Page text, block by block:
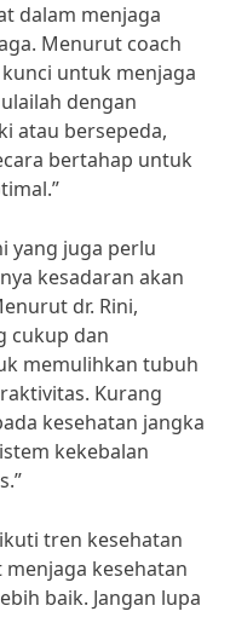
dalam menjaga
Menurut coach
untuk menjaga
dengan
atau bersepeda,
bertahap untuk
yang juga perlu
kesadaran akan
dr. Rini,
cukup dan
memulihkan tubuh
Kurang
kesehatan jangka
kekebalan
tren kesehatan
kesehatan
baik. Jangan lupa